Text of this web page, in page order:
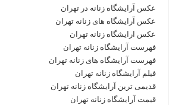
عکس آرایشگاه زنانه در تهران
عکس آرایشگاه های زنانه تهران
عکس ارایشگاه زنانه تهران
فهرست آرایشگاه زنانه تهران
فهرست آرایشگاه های زنانه تهران
فیلم آرایشگاه زنانه تهران
قدیمی ترین آرایشگاه زنانه تهران
قیمت آرایشگاه زنانه تهران